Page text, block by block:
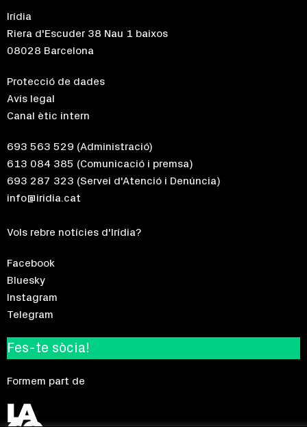
Irídia
Riera d'Escuder 38 Nau 1 baixos
08028 Barcelona
Protecció de dades
Avís legal
Canal ètic intern
693 563 529 (Administració)
613 084 385 (Comunicació i premsa)
693 287 323 (Servei d'Atenció i Denúncia)
info@iridia.cat
Vols rebre notícies d'Irídia?
Facebook
Bluesky
Instagram
Telegram
Fes-te sòcia!
Formem part de